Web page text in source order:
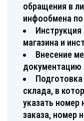
обращения в
инфообмена по
Инструкция
магазина и
Внесение
документацию
склада, в
указать номер
заказа, номер